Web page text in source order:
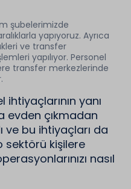
şubelerimizde
yapıyoruz. Ayrıca
ve transfer
yapılıyor. Personel
transfer merkezlerinde
yanı
evden çıkmadan
ve bu ihtiyaçları da
sektörü kişilere
nasıl